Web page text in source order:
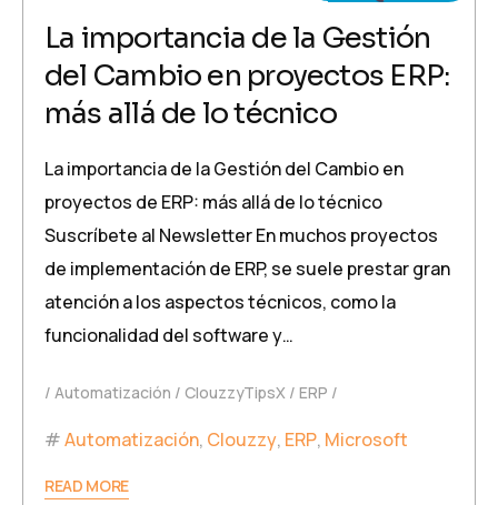
La importancia de la Gestión
del Cambio en proyectos ERP:
más allá de lo técnico
La importancia de la Gestión del Cambio en
proyectos de ERP: más allá de lo técnico
Suscríbete al Newsletter En muchos proyectos
de implementación de ERP, se suele prestar gran
atención a los aspectos técnicos, como la
funcionalidad del software y…
Automatización ClouzzyTipsX ERP
Automatización, Clouzzy, ERP, Microsoft
READ MORE